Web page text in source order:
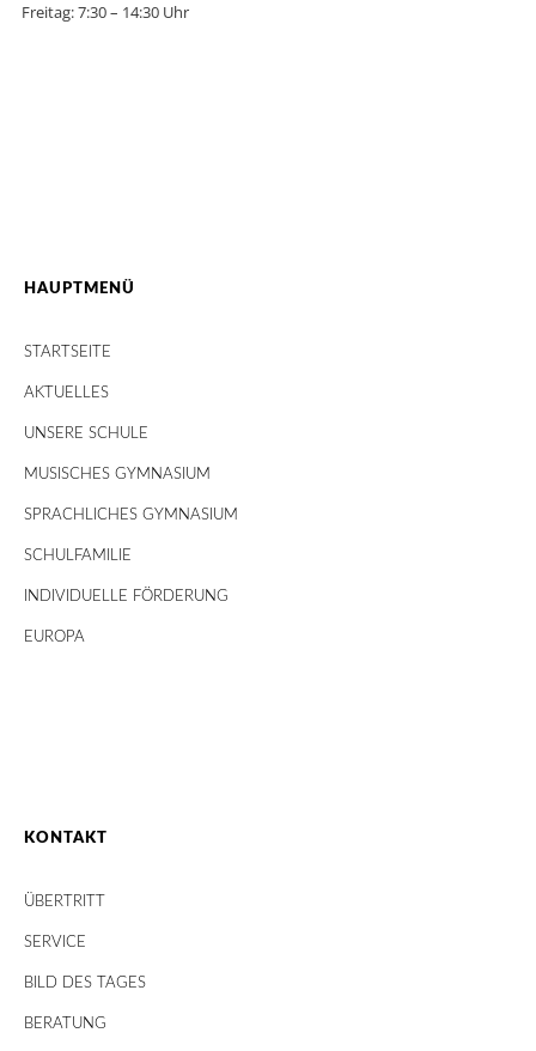
Freitag: 7:30 – 14:30 Uhr
HAUPTMENÜ
STARTSEITE
AKTUELLES
UNSERE SCHULE
MUSISCHES GYMNASIUM
SPRACHLICHES GYMNASIUM
SCHULFAMILIE
INDIVIDUELLE FÖRDERUNG
EUROPA
KONTAKT
ÜBERTRITT
SERVICE
BILD DES TAGES
BERATUNG